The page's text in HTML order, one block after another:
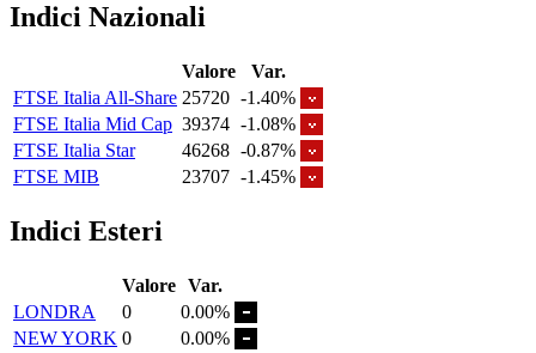
Indici Nazionali
Valore
Var.
FTSE Italia All-Share 25720 -1.40%
FTSE Italia Mid Cap 39374 -1.08%
FTSE Italia Star
46268 -0.87%
FTSE MIB
23707 -1.45%
Indici Esteri
Valore Var.
LONDRA
0
0.00%
NEW YORK 0
0.00%